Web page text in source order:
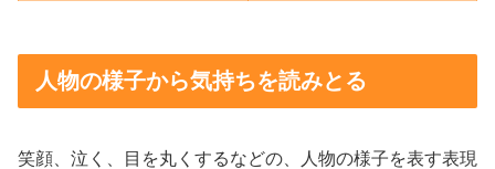
人物の様子から気持ちを読みとる
笑顔、泣く、目を丸くするなどの、人物の様子を表す表現